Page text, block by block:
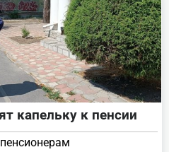
капельку к пенсии